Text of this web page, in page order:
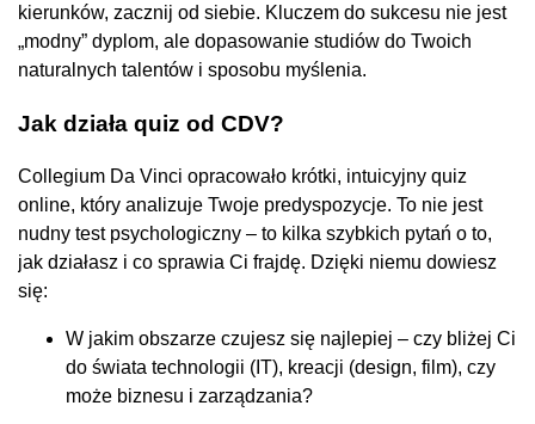
kierunków, zacznij od siebie. Kluczem do sukcesu nie jest
„modny” dyplom, ale dopasowanie studiów do Twoich
naturalnych talentów i sposobu myślenia.
Jak działa quiz od CDV?
Collegium Da Vinci opracowało krótki, intuicyjny quiz
online, który analizuje Twoje predyspozycje. To nie jest
nudny test psychologiczny – to kilka szybkich pytań o to,
jak działasz i co sprawia Ci frajdę. Dzięki niemu dowiesz
się:
W jakim obszarze czujesz się najlepiej – czy bliżej Ci
do świata technologii (IT), kreacji (design, film), czy
może biznesu i zarządzania?